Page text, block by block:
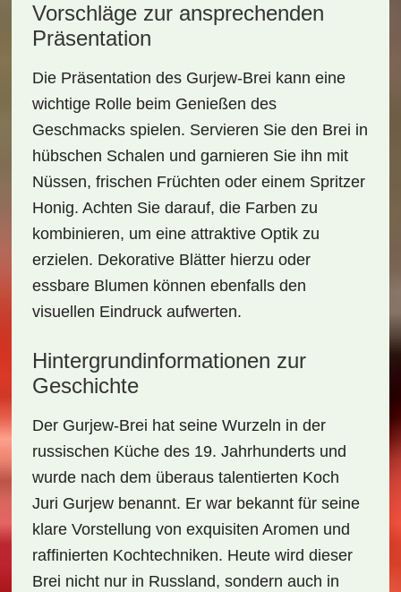
Vorschläge zur ansprechenden
Präsentation
Die Präsentation des Gurjew-Brei kann eine
wichtige Rolle beim Genießen des
Geschmacks spielen. Servieren Sie den Brei in
hübschen Schalen und garnieren Sie ihn mit
Nüssen, frischen Früchten oder einem Spritzer
Honig. Achten Sie darauf, die Farben zu
kombinieren, um eine attraktive Optik zu
erzielen. Dekorative Blätter hierzu oder
essbare Blumen können ebenfalls den
visuellen Eindruck aufwerten.
Hintergrundinformationen zur
Geschichte
Der Gurjew-Brei hat seine Wurzeln in der
russischen Küche des 19. Jahrhunderts und
wurde nach dem überaus talentierten Koch
Juri Gurjewbenannt. Er war bekannt für seine
klare Vorstellung von exquisiten Aromen und
raffinierten Kochtechniken. Heute wird dieser
Brei nicht nur in Russland, sondern auch in